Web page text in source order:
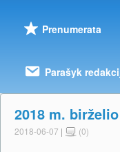
Prenumerata
Parašyk
2018 m.
2018-06-07 | (0)